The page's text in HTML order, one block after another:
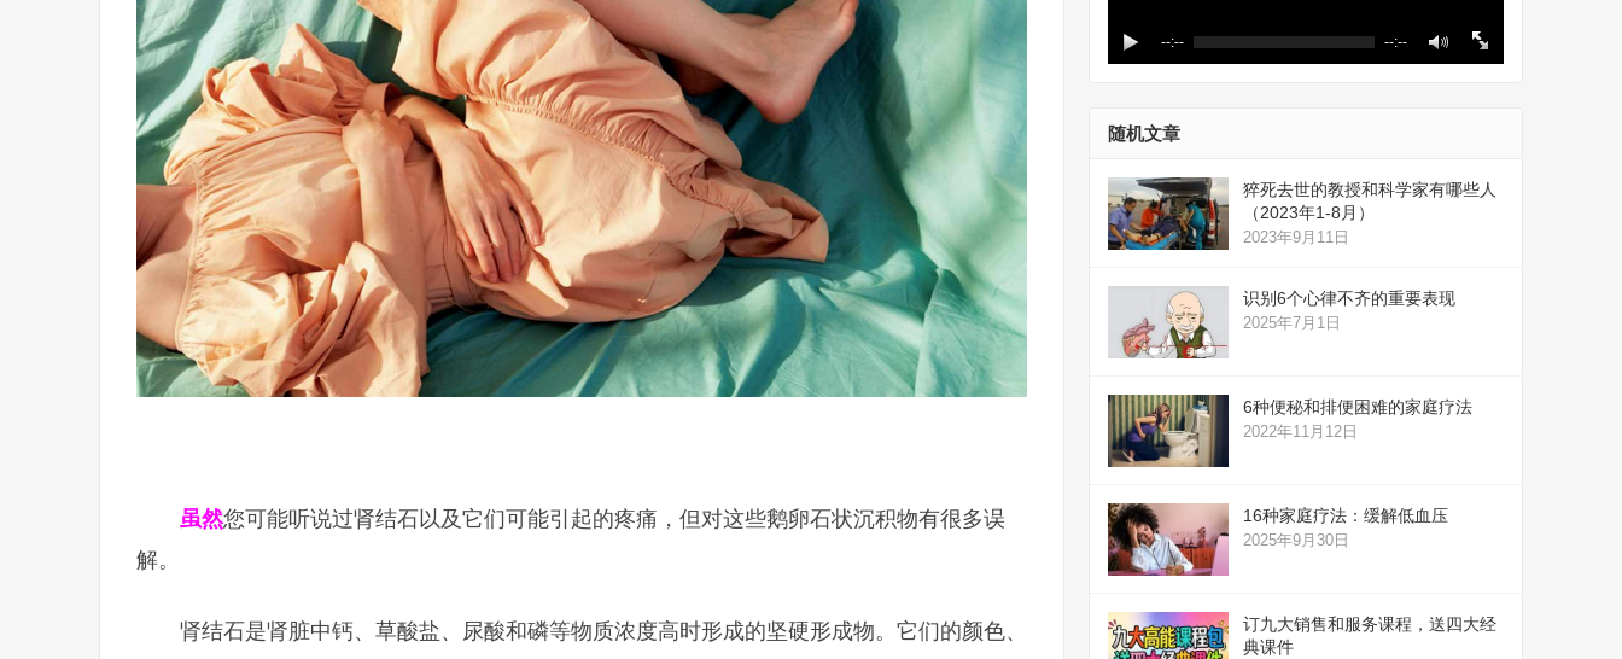
虽然您可能听说过肾结石以及它们可能引起的疼痛，但对这些鹅卵石状沉积物有很多误
解。
肾结石是肾脏中钙、草酸盐、尿酸和磷等物质浓度高时形成的坚硬形成物。它们的颜色、
--:-- --:--
随机文章
猝死去世的教授和科学家有哪些人
（2023年1-8月）
2023年9月11日
识别6个心律不齐的重要表现
2025年7月1日
6种便秘和排便困难的家庭疗法
2022年11月12日
16种家庭疗法：缓解低血压
2025年9月30日
订九大销售和服务课程，送四大经
典课件